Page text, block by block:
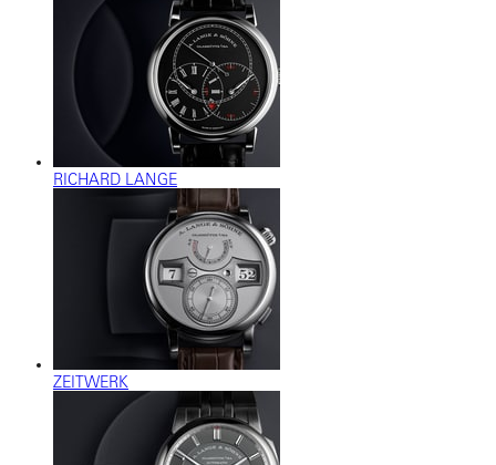
RICHARD LANGE
ZEITWERK